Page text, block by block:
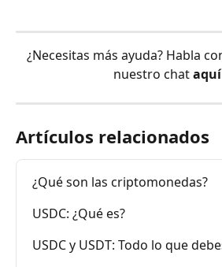
¿Necesitas más ayuda? Habla
nuestro chat
Artículos relacionados
¿Qué son las criptomonedas?
USDC: ¿Qué es?
USDC y USDT: Todo lo que